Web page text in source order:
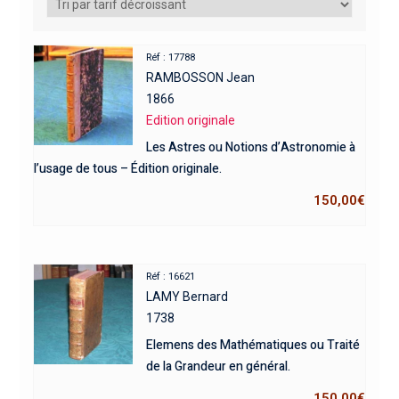
Réf : 17788
RAMBOSSON Jean
1866
Edition originale
Les Astres ou Notions d’Astronomie à
l’usage de tous – Édition originale.
150,00€
Réf : 16621
LAMY Bernard
1738
Elemens des Mathématiques ou Traité
de la Grandeur en général.